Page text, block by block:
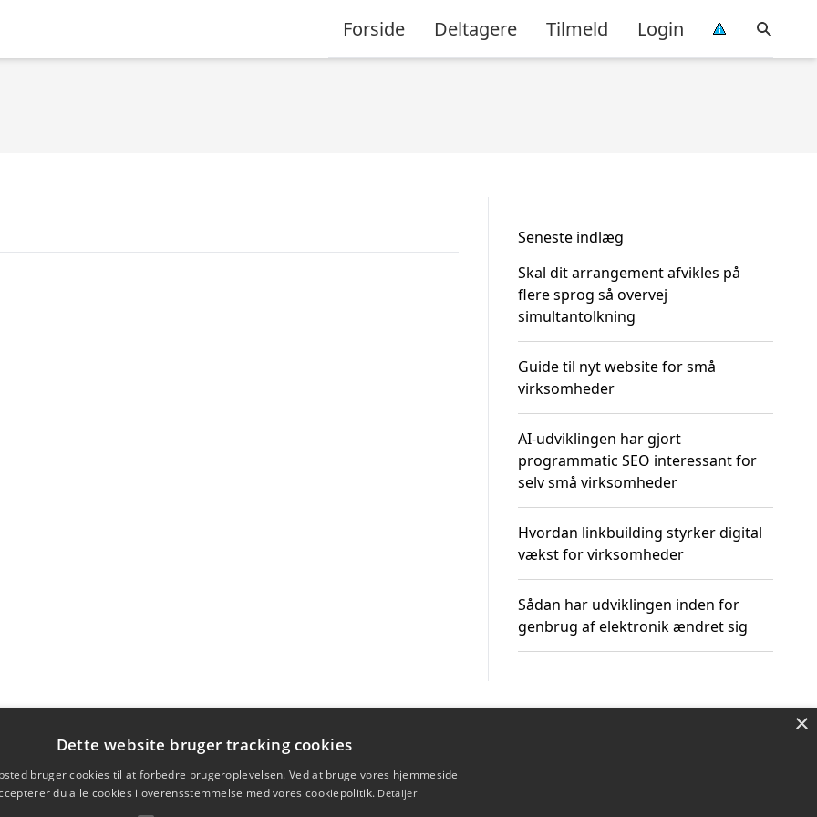
Forside Deltagere Tilmeld Login
Seneste indlæg
Skal dit arrangement afvikles på
flere sprog så overvej
simultantolkning
Guide til nyt website for små
virksomheder
AI-udviklingen har gjort
programmatic SEO interessant for
selv små virksomheder
Hvordan linkbuilding styrker digital
vækst for virksomheder
Sådan har udviklingen inden for
genbrug af elektronik ændret sig
×
Dette website bruger tracking cookies
bruger cookies til at forbedre brugeroplevelsen. Ved at bruge vores hjemmeside
du alle cookies i overensstemmelse med vores cookiepolitik. Detaljer